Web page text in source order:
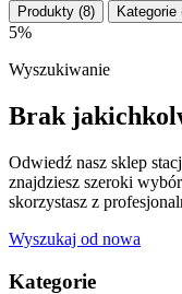
Produkty (8) Kategorie
5%
Wyszukiwanie
Brak
Odwiedź nasz sklep
znajdziesz szeroki
skorzystasz z
Wyszukaj od nowa
Kategorie